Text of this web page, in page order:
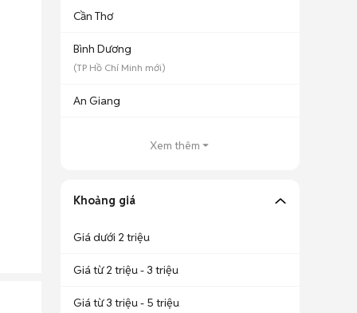
Cần Thơ
Bình Dương
(TP Hồ Chí Minh mới)
An Giang
Xem thêm
Khoảng giá
Giá dưới 2 triệu
Giá từ 2 triệu - 3 triệu
Giá từ 3 triệu - 5 triệu